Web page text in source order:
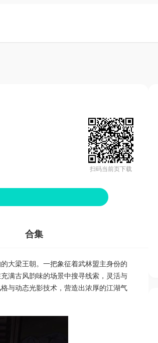
扫码当前页下载
合集
大梁王朝。一把象征着武林盟主身份的
满古风韵味的场景中搜寻线索，灵活与
与动态光影技术，营造出浓厚的江湖气